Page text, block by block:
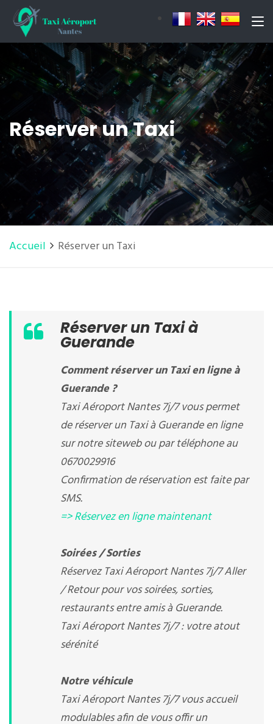
Réserver un Taxi
Accueil Réserver un Taxi
Réserver un Taxi à
Guerande
Comment réserver un Taxi en ligne à
Guerande ?
Taxi Aéroport Nantes 7j/7 vous permet
de réserver un Taxi à Guerande en ligne
sur notre siteweb ou par téléphone au
0670029916
Confirmation de réservation est faite par
SMS.
=> Réservez en ligne maintenant
Soirées / Sorties
Réservez Taxi Aéroport Nantes 7j/7 Aller
/ Retour pour vos soirées, sorties,
restaurants entre amis à Guerande.
Taxi Aéroport Nantes 7j/7 : votre atout
sérénité
Notre véhicule
Taxi Aéroport Nantes 7j/7 vous accueil
modulables afin de vous offir un